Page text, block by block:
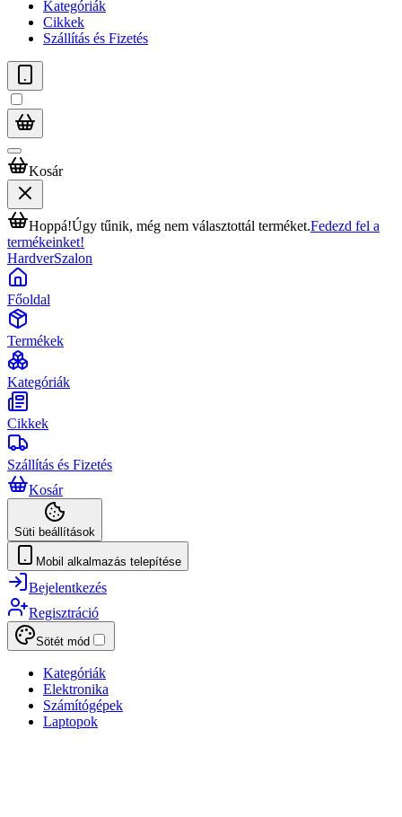
Kategóriák
Cikkek
Szállítás és Fizetés
Kosár
Hoppá!Úgy tűnik, még nem választottál terméket.Fedezd fel a
termékeinket!
HardverSzalon
Főoldal
Termékek
Kategóriák
Cikkek
Szállítás és Fizetés
Kosár
Süti beállítások
Mobil alkalmazás telepítése
Bejelentkezés
Regisztráció
Sötét mód
Kategóriák
Elektronika
Számítógépek
Laptopok